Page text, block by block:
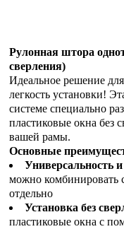
Рулонная штора
сверления)
Идеальное решение
легкость установки!
системе специально
пластиковые окна без
вашей рамы.
Основные
Универсальность
можно комбинировать
отдельно
Установка без
пластиковые окна с